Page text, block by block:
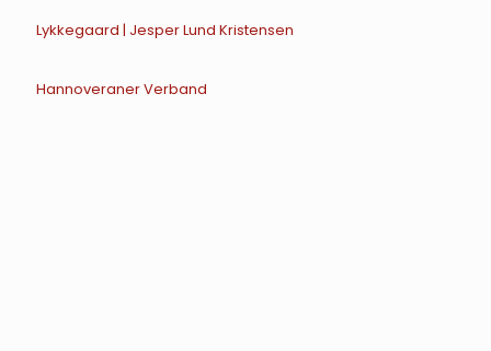
Lykkegaard | Jesper Lund Kristensen
Hannoveraner Verband